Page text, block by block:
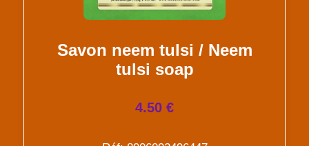
Savon neem tulsi / Neem
tulsi soap
4.50 €